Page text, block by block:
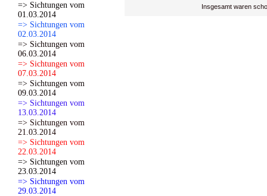
=> Sichtungen vom
01.03.2014
=> Sichtungen vom
02.03.2014
=> Sichtungen vom
06.03.2014
=> Sichtungen vom
07.03.2014
=> Sichtungen vom
09.03.2014
=> Sichtungen vom
13.03.2014
=> Sichtungen vom
21.03.2014
=> Sichtungen vom
22.03.2014
=> Sichtungen vom
23.03.2014
=> Sichtungen vom
29.03.2014
Insgesamt waren